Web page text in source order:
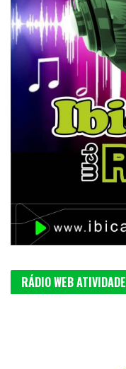
RÁDIO WEB ATIVIDADE